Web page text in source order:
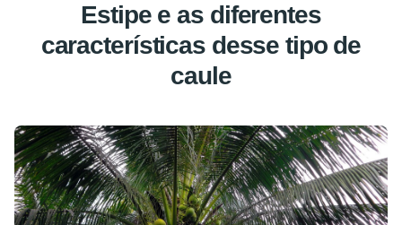
Estipe e as diferentes
características desse tipo de
caule